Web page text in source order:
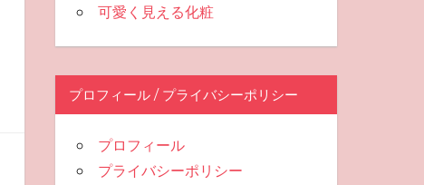
可愛く見える化粧
プロフィール / プライバシーポリシー
プロフィール
プライバシーポリシー